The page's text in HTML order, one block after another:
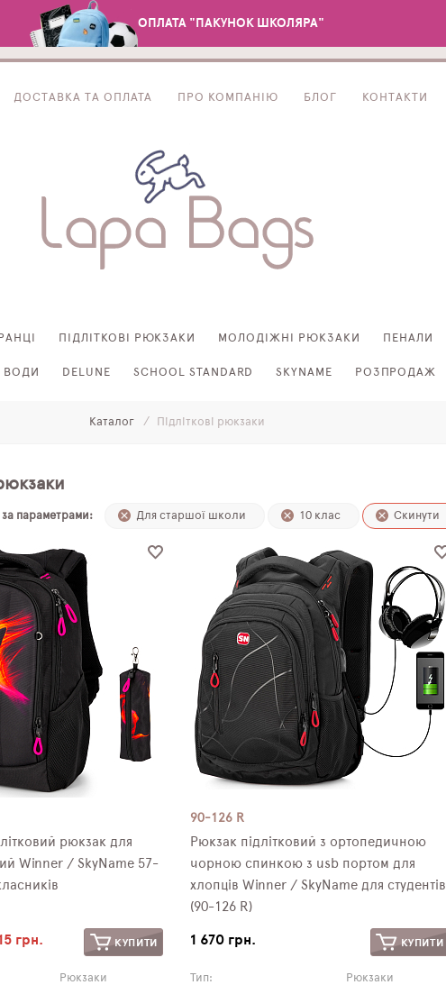
ОПЛАТА "ПАКУНОК ШКОЛЯРА"
ДОСТАВКА ТА ОПЛАТА ПРО КОМПАНІЮ БЛОГ КОНТАКТИ
ПІДЛІТКОВІ РЮКЗАКИ МОЛОДІЖНІ РЮКЗАКИ ПЕНАЛИ
ВОДИ DELUNE SCHOOL STANDARD SKYNAME РОЗПРОДАЖ
Каталог Підліткові рюкзаки
за параметрами: Для старшої школи 10 клас Скинути
рюкзак для
Winner / SkyNamе 57-
грн. КУПИТИ
Рюкзаки
90-126 R
Рюкзак підлітковий з ортопедичною
чорною спинкою з usb портом для
хлопців Winner / SkyName для студентів
(90-126 R)
1 670 грн. КУПИТИ
Тип:
Рюкзаки